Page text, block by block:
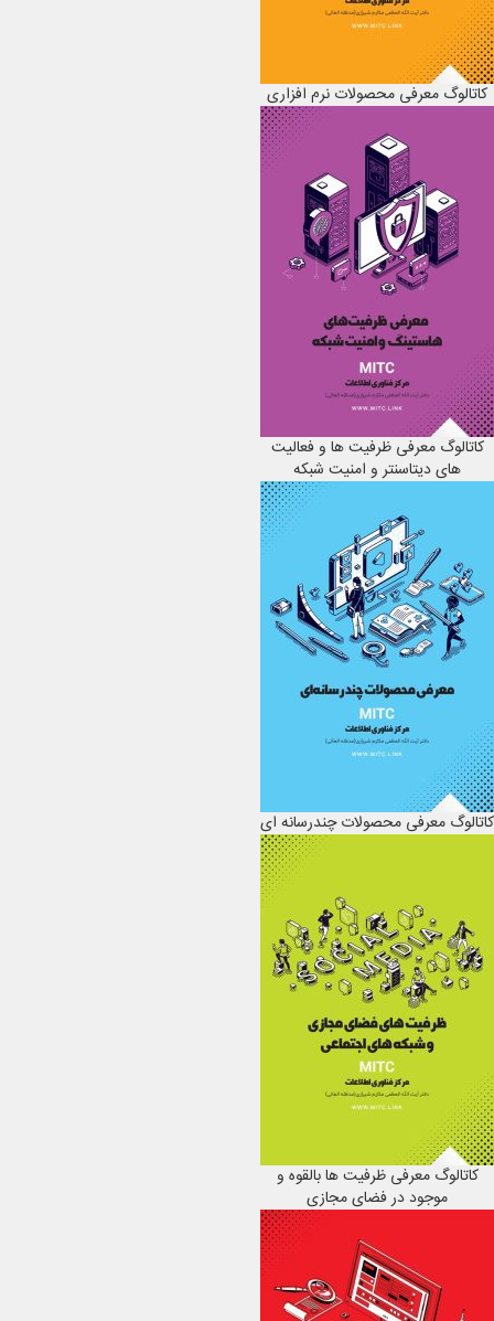
کاتالوگ معرفی محصولات نرم افزاری
کاتالوگ معرفی ظرفیت ها و فعالیت
های دیتاسنتر و امنیت شبکه
کاتالوگ معرفی محصولات چندرسانه ای
کاتالوگ معرفی ظرفیت ها بالقوه و
موجود در فضای مجازی